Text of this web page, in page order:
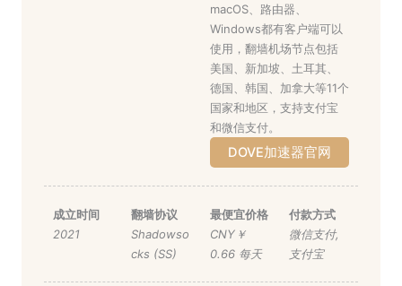
macOS、路由器、
Windows都有客户端可以
使用，翻墙机场节点包括
美国、新加坡、土耳其、
德国、韩国、加拿大等11个
国家和地区，支持支付宝
和微信支付。
DOVE加速器官网
成立时间
2021
翻墙协议
Shadowso
cks (SS)
最便宜价格
CNY￥
0.66 每天
付款方式
微信支付,
支付宝